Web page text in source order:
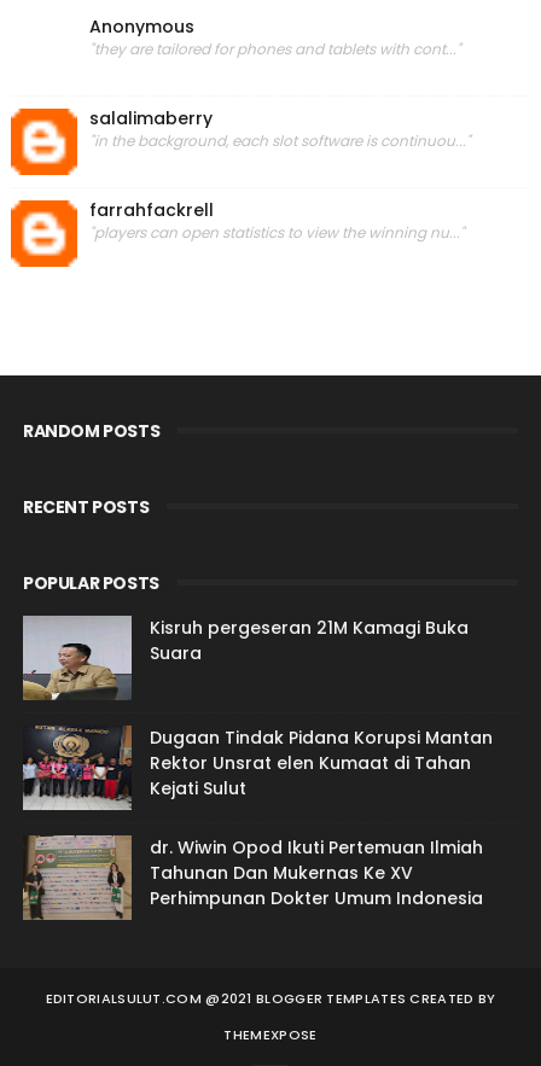
Anonymous
"they are tailored for phones and tablets with cont..."
salalimaberry
"in the background, each slot software is continuou..."
farrahfackrell
"players can open statistics to view the winning nu..."
RANDOM POSTS
RECENT POSTS
POPULAR POSTS
Kisruh pergeseran 21M Kamagi Buka
Suara
Dugaan Tindak Pidana Korupsi Mantan
Rektor Unsrat elen Kumaat di Tahan
Kejati Sulut
dr. Wiwin Opod Ikuti Pertemuan Ilmiah
Tahunan Dan Mukernas Ke XV
Perhimpunan Dokter Umum Indonesia
EDITORIALSULUT.COM @2021 BLOGGER TEMPLATES CREATED BY
THEMEXPOSE